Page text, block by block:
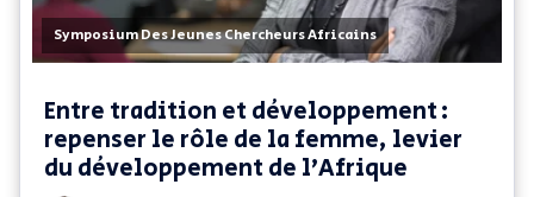
Symposium Des Jeunes Chercheurs Africains
Entre tradition et développement :
repenser le rôle de la femme, levier
du développement de l’Afrique